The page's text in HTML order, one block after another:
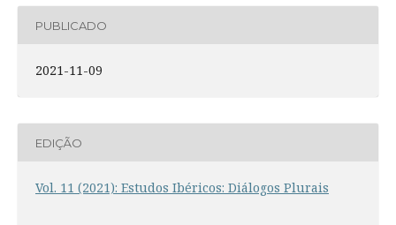
PUBLICADO
2021-11-09
EDIÇÃO
Vol. 11 (2021): Estudos Ibéricos: Diálogos Plurais